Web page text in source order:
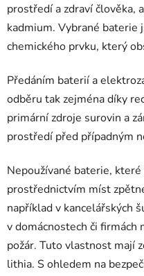
prostředí a zdraví člověka,
kadmium. Vybrané baterie
chemického prvku, který
Předáním baterií a
odběru tak zejména díky
primární zdroje surovin a
prostředí před případným
Nepoužívané baterie,
prostřednictvím míst
například v kancelářských
v domácnostech či firmách
požár. Tuto vlastnost mají
lithia. S ohledem na